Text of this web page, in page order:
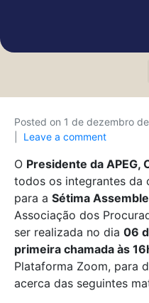
Posted on 1 de dezembro
Leave a comment
O Presidente da APEG,
todos os integrantes da
para a Sétima
Associação dos
ser realizada no dia 06
primeira chamada às
Plataforma Zoom, para
acerca das seguintes